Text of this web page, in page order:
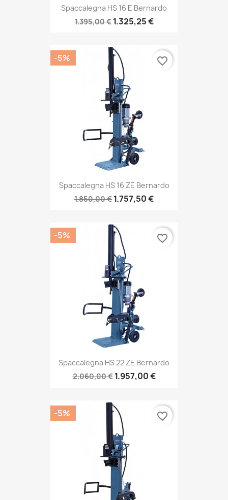
Spaccalegna HS 16 E Bernardo
1.395,00 € 1.325,25 €
Spaccalegna HS 16 ZE Bernardo
1.850,00 € 1.757,50 €
-5% favorite_border
Spaccalegna HS 22 ZE Bernardo
2.060,00 € 1.957,00 €
-5% favorite_border
-5% favorite_border